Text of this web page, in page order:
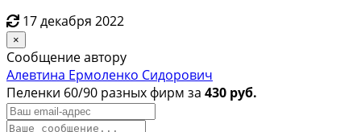
17 декабря 2022
×
Сообщение автору
Алевтина Ермоленко Сидорович
Пеленки 60/90 разных фирм за 430 руб.